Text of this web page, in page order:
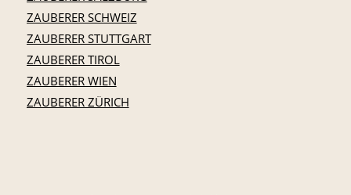
ZAUBERER SCHWEIZ
ZAUBERER STUTTGART
ZAUBERER TIROL
ZAUBERER WIEN
ZAUBERER ZÜRICH